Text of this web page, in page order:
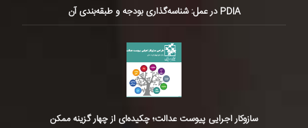
PDIA در عمل: شناسه‌گذاری بودجه و طبقه‌بندی آن
سازوکار اجرایی پیوست عدالت؛ چکیده‌ای از چهار گزینه ممکن